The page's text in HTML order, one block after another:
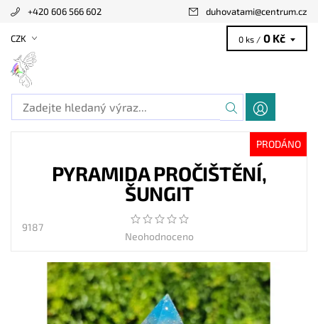
+420 606 566 602 duhovatami@centrum.cz
CZK 0 ks / 0 Kč
PRODÁNO
PYRAMIDA PROČIŠTĚNÍ,
ŠUNGIT
9187
Neohodnoceno